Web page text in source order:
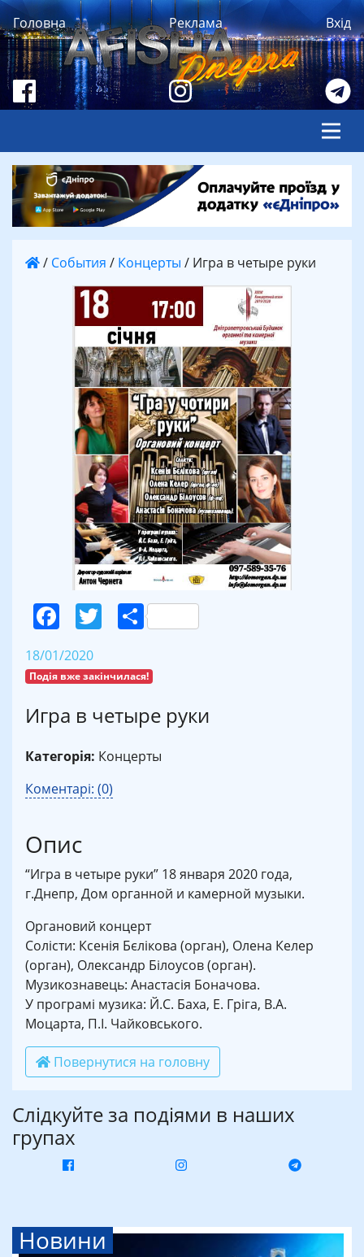
Головна Реклама Вхід
/ События / Концерты / Игра в четыре руки
Facebook
Twitter
Поділитися
18/01/2020
Подія вже закінчилася!
Игра в четыре руки
Категорія: Концерты
Коментарі: (0)
Опис
“Игра в четыре руки” 18 января 2020 года,
г.Днепр, Дом органной и камерной музыки.
Органовий концерт
Солісти: Ксенія Бєлікова (орган), Олена Келер
(орган), Олександр Білоусов (орган).
Музикознавець: Анастасія Боначова.
У програмі музика: Й.С. Баха, Е. Гріга, В.А.
Моцарта, П.І. Чайковського.
Повернутися на головну
Слідкуйте за подіями в наших
групах
Новини